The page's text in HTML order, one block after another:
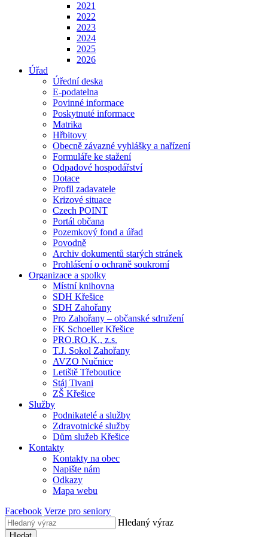
2021
2022
2023
2024
2025
2026
Úřad
Úřední deska
E-podatelna
Povinné informace
Poskytnuté informace
Matrika
Hřbitovy
Obecně závazné vyhlášky a nařízení
Formuláře ke stažení
Odpadové hospodářství
Dotace
Profil zadavatele
Krizové situace
Czech POINT
Portál občana
Pozemkový fond a úřad
Povodně
Archiv dokumentů starých stránek
Prohlášení o ochraně soukromí
Organizace a spolky
Místní knihovna
SDH Křešice
SDH Zahořany
Pro Zahořany – občanské sdružení
FK Schoeller Křešice
PRO.RO.K., z.s.
T.J. Sokol Zahořany
AVZO Nučnice
Letiště Třeboutice
Stáj Tivani
ZŠ Křešice
Služby
Podnikatelé a služby
Zdravotnické služby
Dům služeb Křešice
Kontakty
Kontakty na obec
Napište nám
Odkazy
Mapa webu
Facebook Verze pro seniory
Hledaný výraz